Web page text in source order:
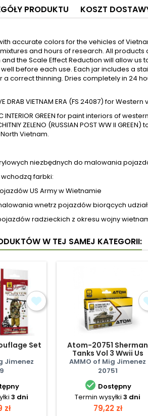
PRODUKTU KOSZT
accurate colors for the vehicles of
and hours of research. All
the Scale Effect Reduction will allow
before each use. Each jar includes a
a correct thinning. Dries completely in 24
DRAB VIETNAM ERA (FS 24087) for
INTERIOR GREEN for paint interiors of
ZELENO (RUSSIAN POST WW II
Vietnam.
niezbędnych do malowania
wchodzą farbki:
US Army w Wietnamie
wnetrz pojazdów biorących
radzieckich z okresu wojny
W TEJ SAMEJ KATEGORII:
Set
Jimenez
3 dni
zł
Atom-20751 Sherman
Tanks Vol 3 Wwii Us
Marine Corps Set
AMMO of Mig Jimenez
20751
 Dostępny
Termin wysyłki 3 dni
Cena
79,22 zł